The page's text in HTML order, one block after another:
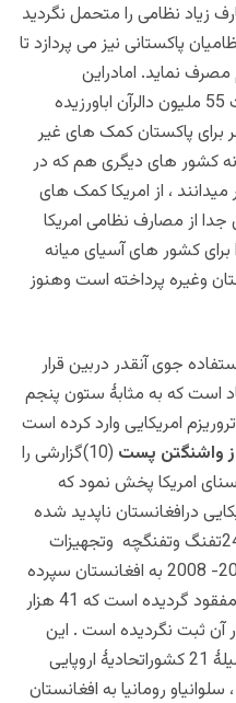
زیاد نظامی را متحمل نگردید
برای نظامیان پاکستانی نیز می پردازد تا
مصرف نماید. امادراین
اواخرازجمله 156ملیون دالرازپرداخت 55 ملیون دالرآن اباورزیده
از 8 ملیارد دالر برای پاکستان کمک های غیر
کشور های دیگری هم که در
میدانند ، از امریکا کمک های
جدا از مصارف نظامی امریکا
کشور های آسیای میانه
وغیره پرداخته است وهنوز
جوی آنقدر دربین قرار
است که به مثابۀ ستون پنجم
امریکایی وارد کرده است
واشنگتن پست
(10)گزارشی را
امریکا پخش نمود که
درافغانستان ناپدید شده
است . این کزارش ازمفقودی 242000تفنگ وتفنگچه وتجهیزات
مختلف ذکرکرده است که ازسال 2004- 2008 به افغانستان سپرده
شده است. از این جمله 87هزار آن مفقود گردیده است که 41 هزار
افغانستان ثبت و46 هزار آن ثبت نگردیده است . این
جدا از135000سلاحی است که بوسیلۀ 21 کشوراتحادیۀ اروپایی
رومانیا به افغانستان